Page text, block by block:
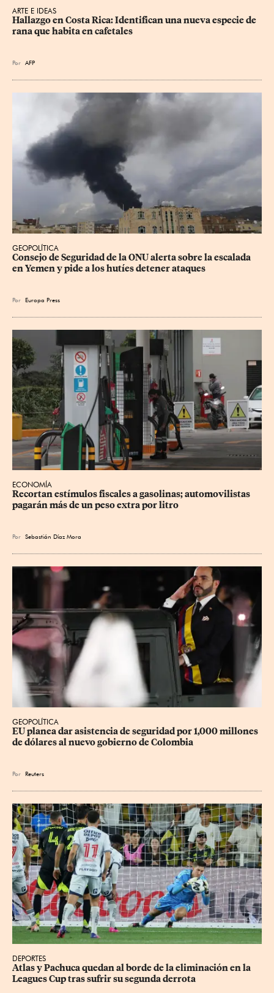
ARTE E IDEAS
Hallazgo en Costa Rica: Identifican una nueva especie de
rana que habita en cafetales
Por AFP
GEOPOLÍTICA
Consejo de Seguridad de la ONU alerta sobre la escalada
en Yemen y pide a los hutíes detener ataques
Por Europa Press
ECONOMÍA
Recortan estímulos fiscales a gasolinas; automovilistas
pagarán más de un peso extra por litro
Por Sebastián Díaz Mora
GEOPOLÍTICA
EU planea dar asistencia de seguridad por 1,000 millones
de dólares al nuevo gobierno de Colombia
Por Reuters
DEPORTES
Atlas y Pachuca quedan al borde de la eliminación en la
Leagues Cup tras sufrir su segunda derrota